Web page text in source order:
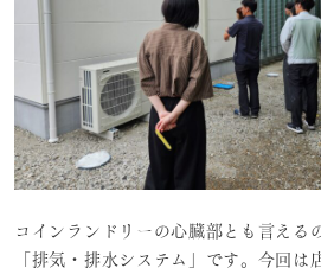
コインランドリーの心臓部とも言える
「排気・排水システム」です。今回は